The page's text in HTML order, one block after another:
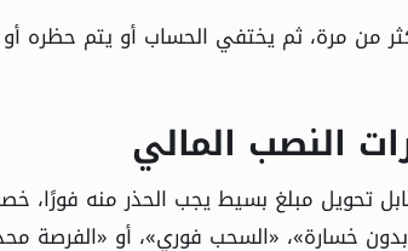
من مرة، ثم يختفي الحساب أو يتم حظره أو
النصب المالي
تحويل مبلغ بسيط يجب الحذر منه فورًا،